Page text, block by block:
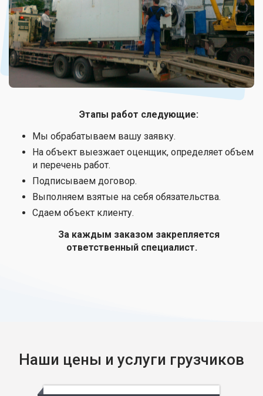
Этапы работ следующие:
Мы обрабатываем вашу заявку.
На объект выезжает оценщик, определяет объем
и перечень работ.
Подписываем договор.
Выполняем взятые на себя обязательства.
Сдаем объект клиенту.
За каждым заказом закрепляется
ответственный специалист.
Наши цены и услуги грузчиков